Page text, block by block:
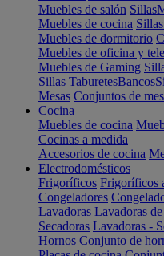
Muebles de salón Sillas
Muebles de cocina
Muebles de dormitorio
Muebles de oficina y
Muebles de Gaming
Sillas TaburetesBancos
Mesas Conjuntos de
Cocina
Muebles de cocina
Cocinas a medida
Accesorios de cocina
Electrodomésticos
Frigoríficos Frigoríficos
Congeladores
Lavadoras Lavadoras
Secadoras Lavadoras -
Hornos Conjunto de